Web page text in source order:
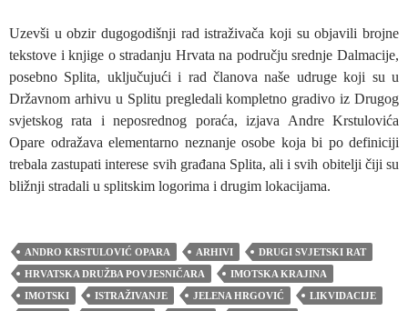
Uzevši u obzir dugogodišnji rad istraživača koji su objavili brojne
tekstove i knjige o stradanju Hrvata na području srednje Dalmacije,
posebno Splita, uključujući i rad članova naše udruge koji su u
Državnom arhivu u Splitu pregledali kompletno gradivo iz Drugog
svjetskog rata i neposrednog poraća, izjava Andre Krstulovića
Opare odražava elementarno neznanje osobe koja bi po definiciji
trebala zastupati interese svih građana Splita, ali i svih obitelji čiji su
bližnji stradali u splitskim logorima i drugim lokacijama.
ANDRO KRSTULOVIĆ OPARA ARHIVI
DRUGI SVJETSKI RAT
HRVATSKA DRUŽBA POVJESNIČARA
IMOTSKA KRAJINA
IMOTSKI
ISTRAŽIVANJE JELENA HRGOVIĆ
LIKVIDACIJE